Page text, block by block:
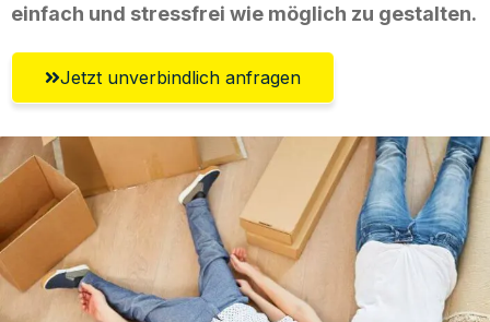
einfach und stressfrei wie möglich zu gestalten.
Jetzt unverbindlich anfragen